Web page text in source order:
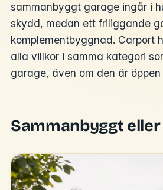
sammanbyggt garage ingår i
skydd, medan ett friliggande
komplementbyggnad. Carport
alla villkor i samma kategori
garage, även om den är
Sammanbyggt